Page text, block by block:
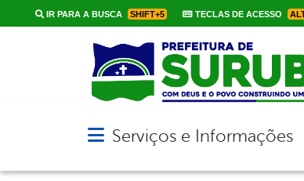
IR PARA A BUSCA SHIFT+5 TECLAS DE ACESSO
Abrir menu principal de navegação
Serviços e Informações